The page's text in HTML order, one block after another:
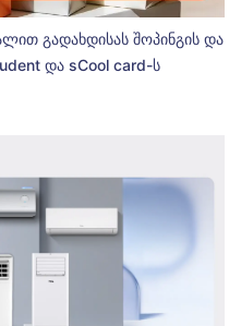
გადახდისას შოპინგის და
და sCool card-ს